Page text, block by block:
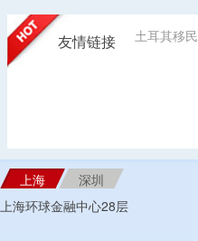
友情链接 土耳其移民
上海
深圳
上海环球金融中心28层